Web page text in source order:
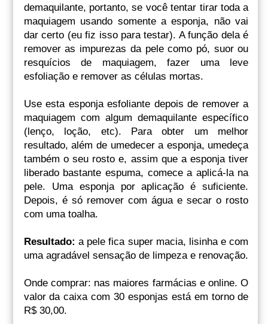
demaquilante, portanto, se você tentar tirar toda a
maquiagem usando somente a esponja, não vai
dar certo (eu fiz isso para testar). A função dela é
remover as impurezas da pele como pó, suor ou
resquícios de maquiagem, fazer uma leve
esfoliação e remover as células mortas.
Use esta esponja esfoliante depois de remover a
maquiagem com algum demaquilante específico
(lenço, loção, etc). Para obter um melhor
resultado, além de umedecer a esponja, umedeça
também o seu rosto e, assim que a esponja tiver
liberado bastante espuma, comece a aplicá-la na
pele. Uma esponja por aplicação é suficiente.
Depois, é só remover com água e secar o rosto
com uma toalha.
Resultado: a pele fica super macia, lisinha e com
uma agradável sensação de limpeza e renovação.
Onde comprar: nas maiores farmácias e online. O
valor da caixa com 30 esponjas está em torno de
R$ 30,00.